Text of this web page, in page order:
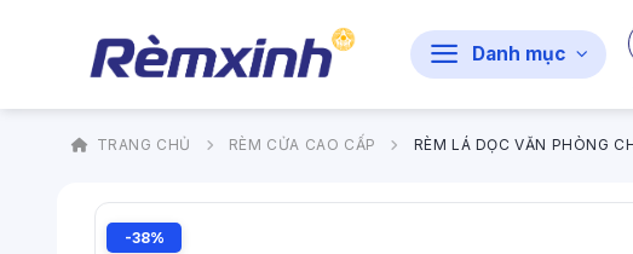
dung
Danh mục
TRANG CHỦ RÈM CỬA CAO CẤP RÈM LÁ DỌC VĂN PHÒNG
-38%